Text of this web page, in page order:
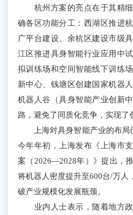
杭州方案的亮点在于其精细
确各区功能分工：西湖区推进
广平台建设、余杭区建设市级
江区推进具身智能行业应用中
拟训练场和空间智能线下训练
新中心、钱塘区创建国家机器
机器人谷（具身智能产业创新
路，避免了同质化竞争，实现了
上海对具身智能产业的布局已
今年年初，上海发布《上海市
案（2026—2028年）》提出，
将机器人密度提升至600台/万人
破产业规模化发展瓶颈。
业内人士表示，随着地方政